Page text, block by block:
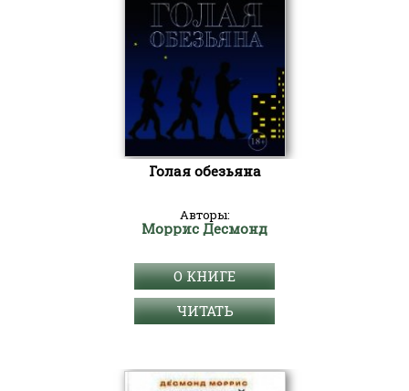
Голая обезьяна
Авторы:
Моррис Десмонд
О КНИГЕ
ЧИТАТЬ